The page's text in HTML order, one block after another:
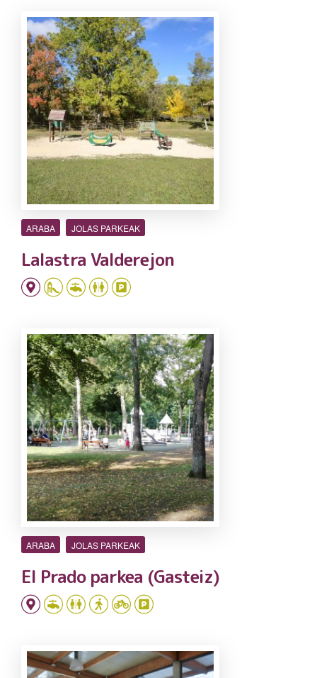
ARABA JOLAS PARKEAK
Lalastra Valderejon
ARABA JOLAS PARKEAK
El Prado parkea (Gasteiz)